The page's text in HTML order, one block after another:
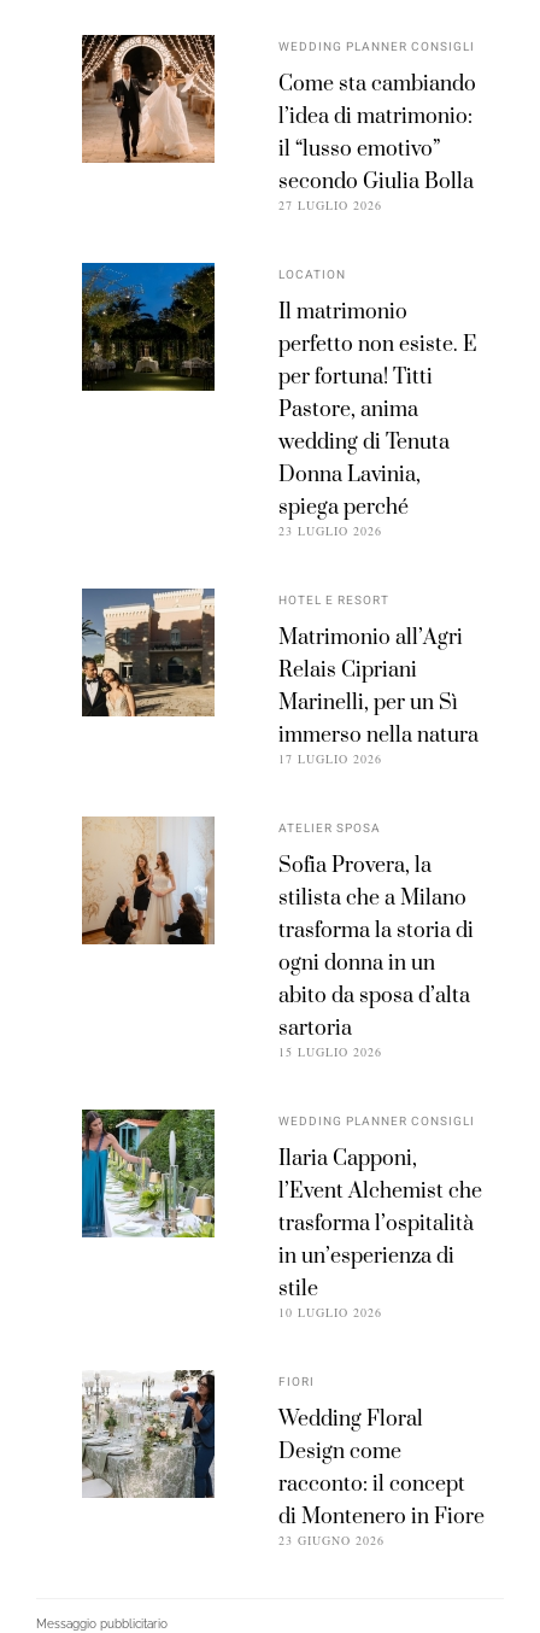
WEDDING PLANNER CONSIGLI
Come sta cambiando
l’idea di matrimonio:
il “lusso emotivo”
secondo Giulia Bolla
27 LUGLIO 2026
LOCATION
Il matrimonio
perfetto non esiste. E
per fortuna! Titti
Pastore, anima
wedding di Tenuta
Donna Lavinia,
spiega perché
23 LUGLIO 2026
HOTEL E RESORT
Matrimonio all’Agri
Relais Cipriani
Marinelli, per un Sì
immerso nella natura
17 LUGLIO 2026
ATELIER SPOSA
Sofia Provera, la
stilista che a Milano
trasforma la storia di
ogni donna in un
abito da sposa d’alta
sartoria
15 LUGLIO 2026
WEDDING PLANNER CONSIGLI
Ilaria Capponi,
l’Event Alchemist che
trasforma l’ospitalità
in un’esperienza di
stile
10 LUGLIO 2026
FIORI
Wedding Floral
Design come
racconto: il concept
di Montenero in Fiore
23 GIUGNO 2026
Messaggio pubblicitario